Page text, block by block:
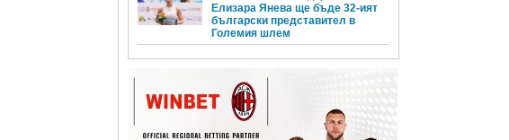
Елизара Янева ще бъде 32-ият
български представител в
Големия шлем